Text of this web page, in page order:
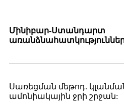
Մինիբար-Ստանդարտ
Սառեցման մեթոդ.
ամոնիակային ջրի շրջան: